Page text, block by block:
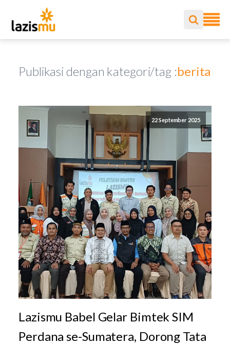
Publikasi dengan kategori/tag :berita
22 September 2025
Lazismu Babel Gelar Bimtek SIM
Perdana se-Sumatera, Dorong Tata